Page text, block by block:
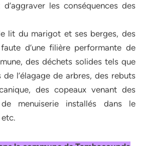
les conséquences des
lit du marigot et ses berges, des
d’une filière performante de
des déchets solides tels que
de l’élagage de arbres, des rebuts
des copeaux venant des
menuiserie installés dans le